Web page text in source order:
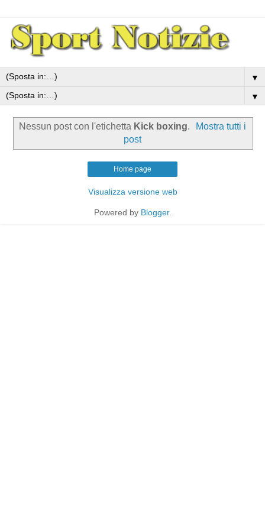
▼
▼
Nessun post con l'etichetta Kick boxing.
Mostra tutti i
post
Home page
Visualizza versione web
Powered by Blogger.